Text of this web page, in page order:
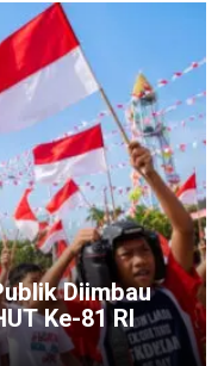
Diimbau
Ke-81 RI